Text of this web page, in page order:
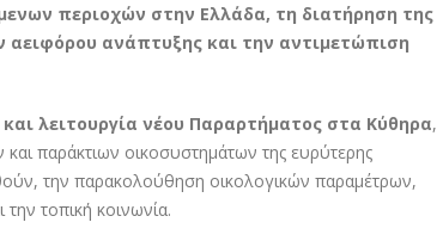
περιοχών στην Ελλάδα, τη διατήρηση της
ανάπτυξης και την αντιμετώπιση
και λειτουργία νέου Παραρτήματος στα Κύθηρα,
παράκτιων οικοσυστημάτων της ευρύτερης
την παρακολούθηση οικολογικών παραμέτρων,
την τοπική κοινωνία.